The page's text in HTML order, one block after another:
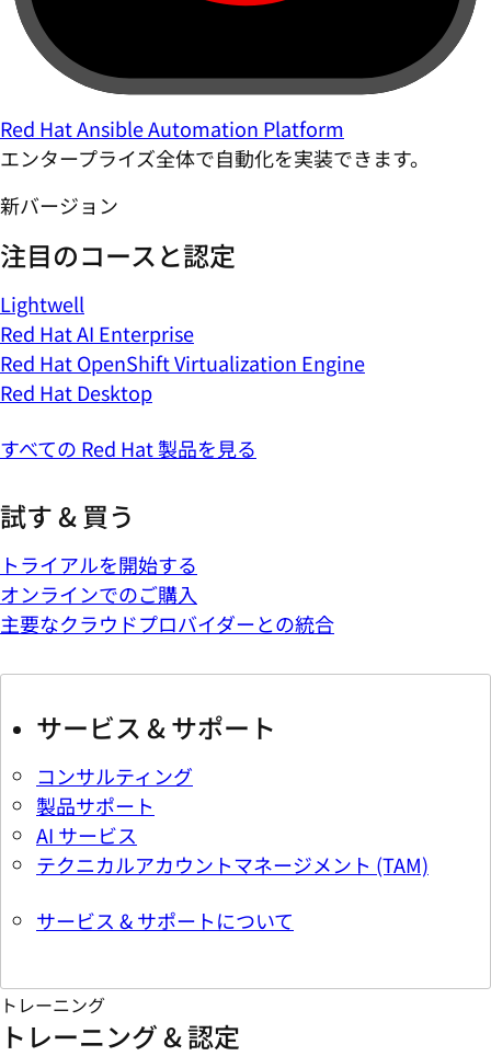
Red Hat Ansible Automation Platform
エンタープライズ全体で自動化を実装できます。
新バージョン
注目のコースと認定
Lightwell
Red Hat AI Enterprise
Red Hat OpenShift Virtualization Engine
Red Hat Desktop
すべての Red Hat 製品を見る
試す & 買う
トライアルを開始する
オンラインでのご購入
主要なクラウドプロバイダーとの統合
サービス & サポート
コンサルティング
製品サポート
AI サービス
テクニカルアカウントマネージメント (TAM)
サービス & サポートについて
トレーニング
トレーニング & 認定